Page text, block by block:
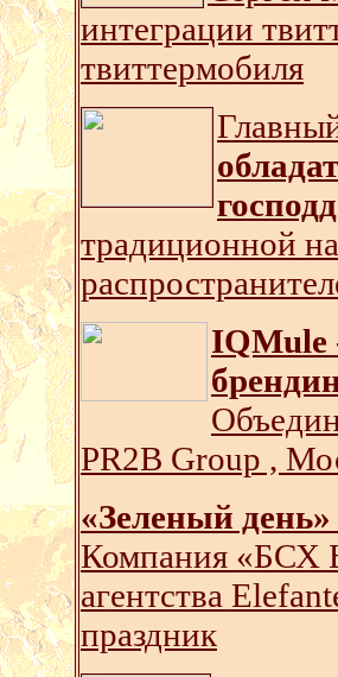
интеграции
твиттермобиля
традиционной
IQMule
PR2B Group ,
«Зеленый день»
Компания «БСХ
агентства
праздник